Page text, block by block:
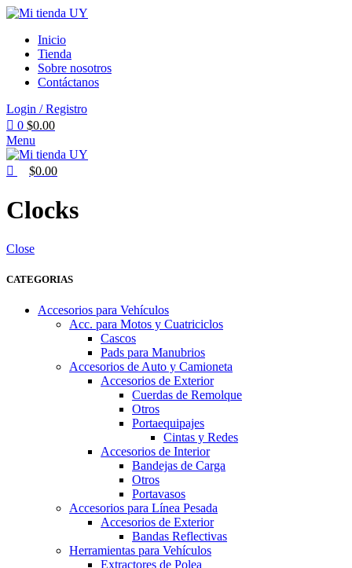
Inicio
Tienda
Sobre nosotros
Contáctanos
Login / Registro
0 $0.00
Menu
$0.00
Clocks
Close
CATEGORIAS
Accesorios para Vehículos
Acc. para Motos y Cuatriciclos
Cascos
Pads para Manubrios
Accesorios de Auto y Camioneta
Accesorios de Exterior
Cuerdas de Remolque
Otros
Portaequipajes
Cintas y Redes
Accesorios de Interior
Bandejas de Carga
Otros
Portavasos
Accesorios para Línea Pesada
Accesorios de Exterior
Bandas Reflectivas
Herramientas para Vehículos
Extractores de Polea